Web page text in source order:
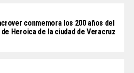
conmemora los 200 años del
Heroica de la ciudad de Veracruz